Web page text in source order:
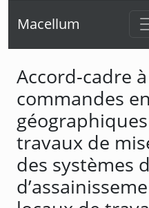
Macellum
Accord-cadre
commandes
travaux de
des systèmes